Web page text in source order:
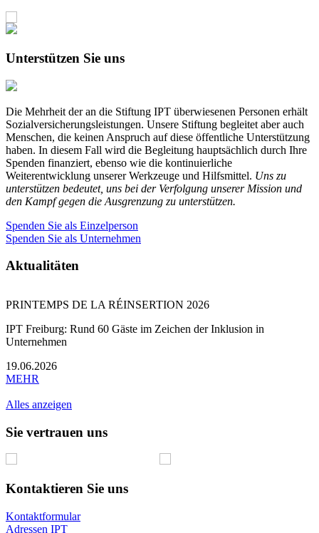
Unterstützen Sie uns
Die Mehrheit der an die Stiftung IPT überwiesenen Personen erhält
Sozialversicherungsleistungen. Unsere Stiftung begleitet aber auch
Menschen, die keinen Anspruch auf diese öffentliche Unterstützung
haben. In diesem Fall wird die Begleitung hauptsächlich durch Ihre
Spenden finanziert, ebenso wie die kontinuierliche
Weiterentwicklung unserer Werkzeuge und Hilfsmittel. Uns zu
unterstützen bedeutet, uns bei der Verfolgung unserer Mission und
den Kampf gegen die Ausgrenzung zu unterstützen.
Spenden Sie als Einzelperson
Spenden Sie als Unternehmen
Aktualitäten
PRINTEMPS DE LA RÉINSERTION 2026
IPT Freiburg: Rund 60 Gäste im Zeichen der Inklusion in
Unternehmen
19.06.2026
MEHR
Alles anzeigen
Sie vertrauen uns
Kontaktieren Sie uns
Kontaktformular
Adressen IPT